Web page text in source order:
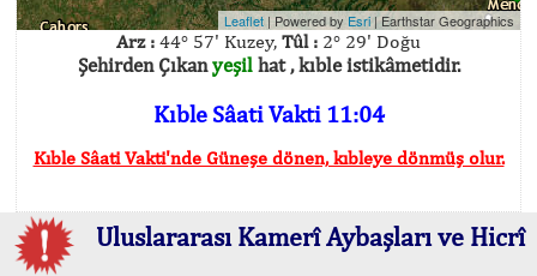
Leaflet | Powered by Esri|Earthstar Geographics
Arz : 44° 57' Kuzey, Tûl : 2° 29' Doğu
Şehirden Çıkanyeşilhat , kıble istikâmetidir.
Kıble Sâati Vakti 11:04
Kıble Sâati Vakti'nde Güneşe dönen, kıbleye dönmüş olur.
Uluslararası Kamerî Aybaşları ve Hicrî